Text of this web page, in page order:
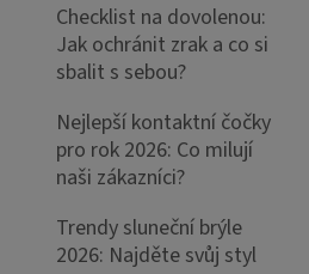
Checklist na dovolenou:
Jak ochránit zrak a co si
sbalit s sebou?
Nejlepší kontaktní čočky
pro rok 2026: Co milují
naši zákazníci?
Trendy sluneční brýle
2026: Najděte svůj styl